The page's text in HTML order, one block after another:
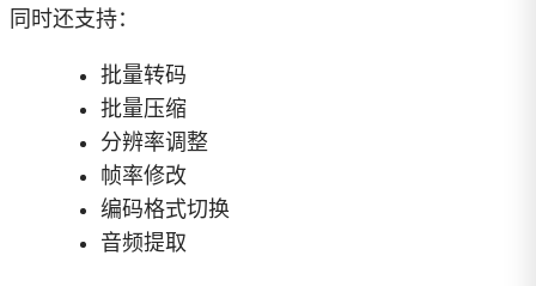
同时还支持：
批量转码
批量压缩
分辨率调整
帧率修改
编码格式切换
音频提取